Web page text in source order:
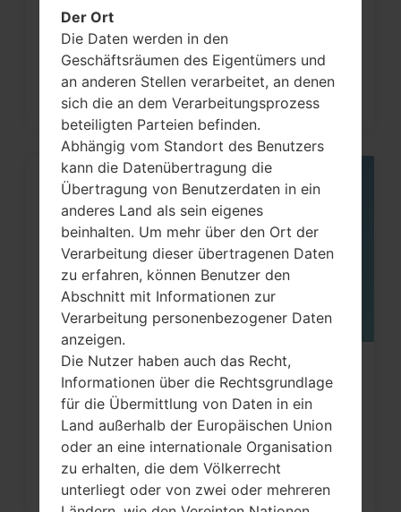
Werkseinstellungen durch Code
auf...
Wie kann man die
Werkseinstellungen durch Menü
auf...
Der Ort
Die Daten werden in den
Geschäftsräumen des Eigentümers und
an anderen Stellen verarbeitet, an denen
sich die an dem Verarbeitungsprozess
beteiligten Parteien befinden.
Abhängig vom Standort des Benutzers
kann die Datenübertragung die
Übertragung von Benutzerdaten in ein
anderes Land als sein eigenes
beinhalten. Um mehr über den Ort der
Verarbeitung dieser übertragenen Daten
zu erfahren, können Benutzer den
Abschnitt mit Informationen zur
Verarbeitung personenbezogener Daten
anzeigen.
Die Nutzer haben auch das Recht,
Informationen über die Rechtsgrundlage
für die Übermittlung von Daten in ein
Land außerhalb der Europäischen Union
oder an eine internationale Organisation
zu erhalten, die dem Völkerrecht
unterliegt oder von zwei oder mehreren